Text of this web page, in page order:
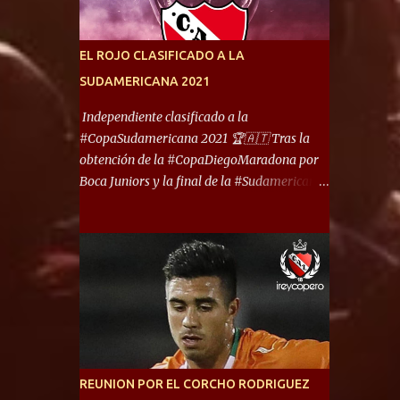
ello son protagonistas de un clásico de los
transitó por la primera división del fútbol
local durante muchos años. Dock Sud es otro
de los que comparten esas tierras, aunque el
foco de atención es la convivencia
Independiente - Racing. “No encuentro, más
reúna tantos logros deportivos, tantos
clubes y tanta gente en este deporte”,
afirmó Facundo Moyano. “Creo que
EL ROJO CLASIFICADO A LA
SUDAMERICANA 2021
Independiente clasificado a la
#CopaSudamericana 2021 🏆🇦🇹 Tras la
obtención de la #CopaDiegoMaradona por
Boca Juniors y la final de la #Sudamericana
Defensa y Justicia o Lanús, dadas estás dos
condiciones el Rey de Copas se clasifica a la
Copa Sudamericana de este 2021. En este
año, la Sudamericana sufrirá modificaciones
en su formato, que iniciará en fase de grupos
con 6 partidos, de los cuales sólo los
primeros de cada grupo jugarán los 8vos.
REUNION POR EL CORCHO RODRIGUEZ